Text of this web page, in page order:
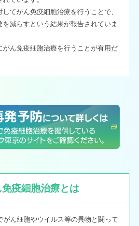
てがん免疫細胞治療を行うことで、
減らすという結果が報告されていま
がん免疫細胞治療を行うことが有用だ
疫細胞治療とは
がん細胞やウイルス等の異物と闘って